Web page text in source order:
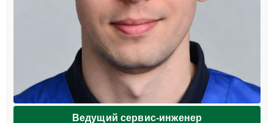
Ведущий сервис-инженер